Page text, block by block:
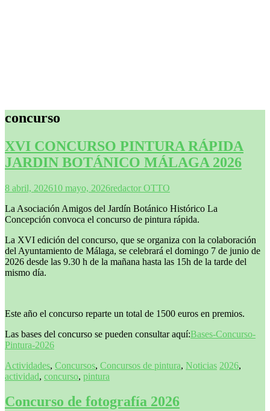
concurso
XVI CONCURSO PINTURA RÁPIDA
JARDIN BOTÁNICO MÁLAGA 2026
8 abril, 202610 mayo, 2026redactor OTTO
La Asociación Amigos del Jardín Botánico Histórico La
Concepción convoca el concurso de pintura rápida.
La XVI edición del concurso, que se organiza con la colaboración
del Ayuntamiento de Málaga, se celebrará el domingo 7 de junio de
2026 desde las 9.30 h de la mañana hasta las 15h de la tarde del
mismo día.
Este año el concurso reparte un total de 1500 euros en premios.
Las bases del concurso se pueden consultar aquí:Bases-Concurso-
Pintura-2026
Actividades, Concursos, Concursos de pintura, Noticias 2026,
actividad, concurso, pintura
Concurso de fotografía 2026